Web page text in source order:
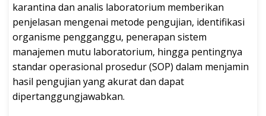
karantina dan analis laboratorium memberikan
penjelasan mengenai metode pengujian, identifikasi
organisme pengganggu, penerapan sistem
manajemen mutu laboratorium, hingga pentingnya
standar operasional prosedur (SOP) dalam menjamin
hasil pengujian yang akurat dan dapat
dipertanggungjawabkan.